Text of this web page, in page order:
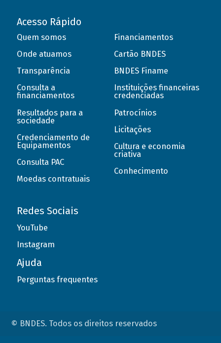
Acesso Rápido
Quem somos
Onde atuamos
Transparência
Consulta a
financiamentos
Resultados para a
sociedade
Credenciamento de
Equipamentos
Consulta PAC
Moedas contratuais
Financiamentos
Cartão BNDES
BNDES Finame
Instituições financeiras
credenciadas
Patrocínios
Licitações
Cultura e economia
criativa
Conhecimento
Redes Sociais
YouTube
Instagram
Ajuda
Perguntas frequentes
© BNDES. Todos os direitos reservados